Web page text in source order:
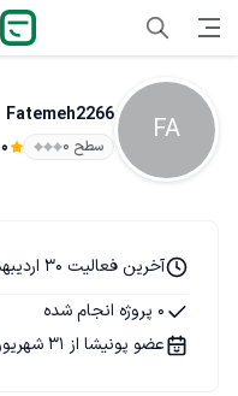
FA
Fatemeh2266
سطح ۰ 0
آخرین فعالیت 30 اردیبهشت 1405
0 پروژه انجام شده
عضو پونیشا از 31 شهریور 1404